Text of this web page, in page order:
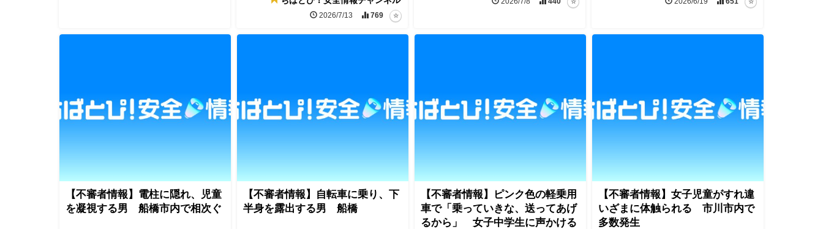
2026/7/13 769
【不審者情報】電柱に隠れ、児童
を凝視する男 船橋市内で相次ぐ
【不審者情報】自転車に乗り、下
半身を露出する男 船橋
【不審者情報】ピンク色の軽乗用
車で「乗っていきな、送ってあげ
るから」 女子中学生に声かける
【不審者情報】女子児童がすれ違
いざまに体触られる 市川市内で
多数発生